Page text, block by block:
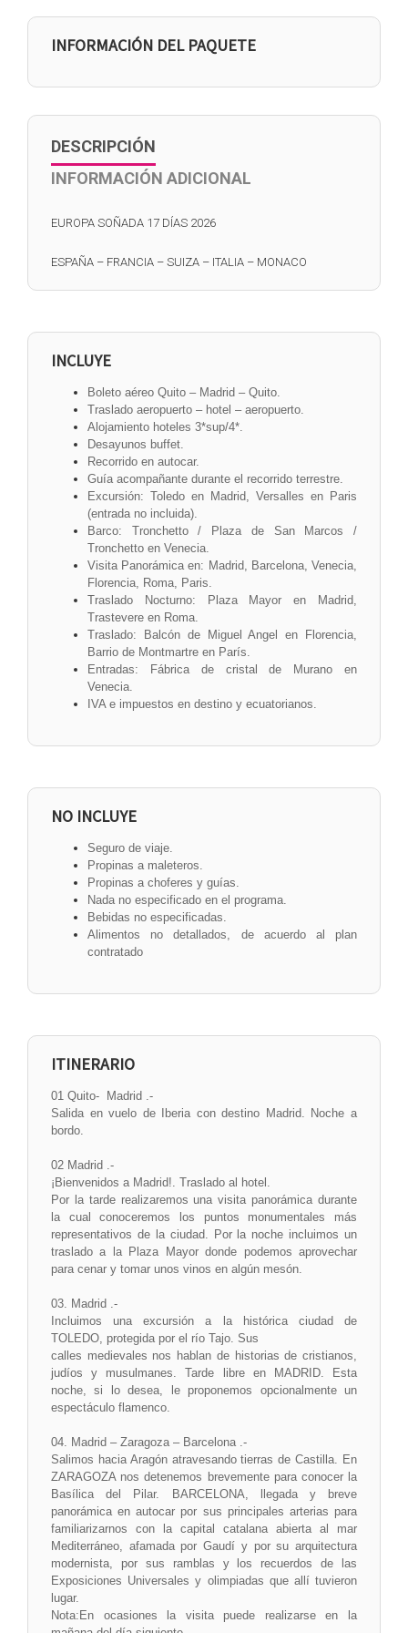
INFORMACIÓN DEL PAQUETE
DESCRIPCIÓN
INFORMACIÓN ADICIONAL
EUROPA SOÑADA 17 DÍAS 2026
ESPAÑA – FRANCIA – SUIZA – ITALIA – MONACO
INCLUYE
Boleto aéreo Quito – Madrid – Quito.
Traslado aeropuerto – hotel – aeropuerto.
Alojamiento hoteles 3*sup/4*.
Desayunos buffet.
Recorrido en autocar.
Guía acompañante durante el recorrido terrestre.
Excursión: Toledo en Madrid, Versalles en Paris
(entrada no incluida).
Barco: Tronchetto / Plaza de San Marcos /
Tronchetto en Venecia.
Visita Panorámica en: Madrid, Barcelona, Venecia,
Florencia, Roma, Paris.
Traslado Nocturno: Plaza Mayor en Madrid,
Trastevere en Roma.
Traslado: Balcón de Miguel Angel en Florencia,
Barrio de Montmartre en París.
Entradas: Fábrica de cristal de Murano en
Venecia.
IVA e impuestos en destino y ecuatorianos.
NO INCLUYE
Seguro de viaje.
Propinas a maleteros.
Propinas a choferes y guías.
Nada no especificado en el programa.
Bebidas no especificadas.
Alimentos no detallados, de acuerdo al plan
contratado
ITINERARIO
01 Quito- Madrid .-
Salida en vuelo de Iberia con destino Madrid. Noche a
bordo.
02 Madrid .-
¡Bienvenidos a Madrid!. Traslado al hotel.
Por la tarde realizaremos una visita panorámica durante
la cual conoceremos los puntos monumentales más
representativos de la ciudad. Por la noche incluimos un
traslado a la Plaza Mayor donde podemos aprovechar
para cenar y tomar unos vinos en algún mesón.
03. Madrid .-
Incluimos una excursión a la histórica ciudad de
TOLEDO, protegida por el río Tajo. Sus
calles medievales nos hablan de historias de cristianos,
judíos y musulmanes. Tarde libre en MADRID. Esta
noche, si lo desea, le proponemos opcionalmente un
espectáculo flamenco.
04. Madrid – Zaragoza – Barcelona .-
Salimos hacia Aragón atravesando tierras de Castilla. En
ZARAGOZA nos detenemos brevemente para conocer la
Basílica del Pilar. BARCELONA, llegada y breve
panorámica en autocar por sus principales arterias para
familiarizarnos con la capital catalana abierta al mar
Mediterráneo, afamada por Gaudí y por su arquitectura
modernista, por sus ramblas y los recuerdos de las
Exposiciones Universales y olimpiadas que allí tuvieron
lugar.
Nota:En ocasiones la visita puede realizarse en la